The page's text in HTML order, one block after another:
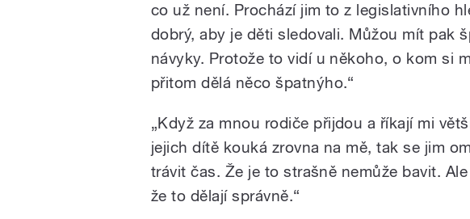
co už není. Prochází jim to z legislativního
dobrý, aby je děti sledovali. Můžou mít pak
návyky. Protože to vidí u někoho, o kom si
přitom dělá něco špatnýho.“
„Když za mnou rodiče přijdou a říkají mi
jejich dítě kouká zrovna na mě, tak se jim
trávit čas. Že je to strašně nemůže bavit.
že to dělají správně.“